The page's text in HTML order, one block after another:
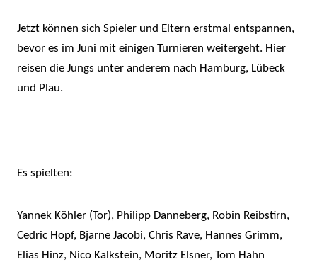
Jetzt können sich Spieler und Eltern erstmal entspannen,
bevor es im Juni mit einigen Turnieren weitergeht. Hier
reisen die Jungs unter anderem nach Hamburg, Lübeck
und Plau.
Es spielten:
Yannek Köhler (Tor), Philipp Danneberg, Robin Reibstirn,
Cedric Hopf, Bjarne Jacobi, Chris Rave, Hannes Grimm,
Elias Hinz, Nico Kalkstein, Moritz Elsner, Tom Hahn